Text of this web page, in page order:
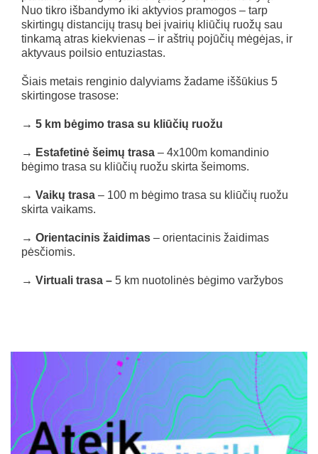
Nuo tikro išbandymo iki aktyvios pramogos – tarp
skirtingų distancijų trasų bei įvairių kliūčių ruožų sau
tinkamą atras kiekvienas – ir aštrių pojūčių mėgėjas, ir
aktyvaus poilsio entuziastas.
Šiais metais renginio dalyviams žadame iššūkius 5
skirtingose trasose:
→ 5 km bėgimo trasa su kliūčių ruožu
→ Estafetinė šeimų trasa – 4x100m komandinio
bėgimo trasa su kliūčių ruožu skirta šeimoms.
→ Vaikų trasa – 100 m bėgimo trasa su kliūčių ruožu
skirta vaikams.
→ Orientacinis žaidimas – orientacinis žaidimas
pėsčiomis.
→ Virtuali trasa – 5 km nuotolinės bėgimo varžybos